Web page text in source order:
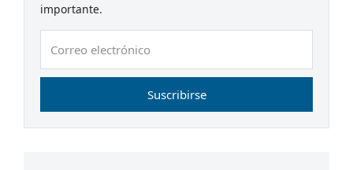
importante.
electrónico
Suscribirse